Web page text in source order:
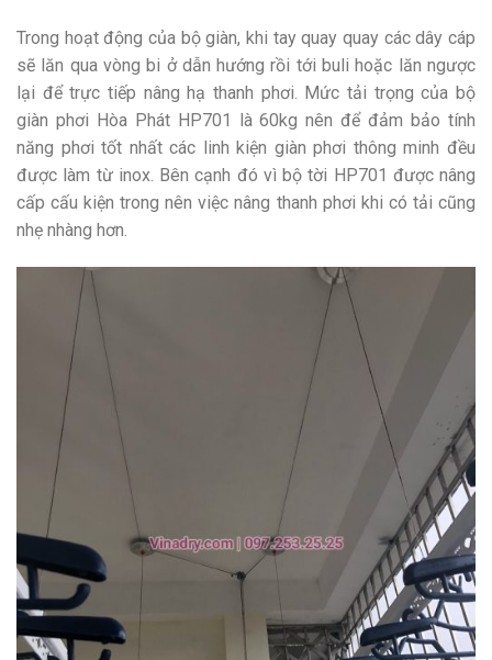
Trong hoạt động của bộ giàn, khi tay quay quay các dây cáp
sẽ lăn qua vòng bi ở dẫn hướng rồi tới buli hoặc lăn ngược
lại để trực tiếp nâng hạ thanh phơi. Mức tải trọng của bộ
giàn phơi Hòa Phát HP701 là 60kg nên để đảm bảo tính
năng phơi tốt nhất các linh kiện giàn phơi thông minh đều
được làm từ inox. Bên cạnh đó vì bộ tời HP701 được nâng
cấp cấu kiện trong nên việc nâng thanh phơi khi có tải cũng
nhẹ nhàng hơn.